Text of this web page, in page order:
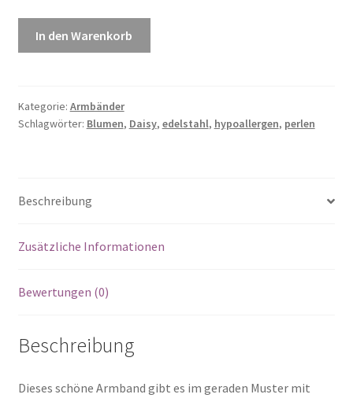
In den Warenkorb
Kategorie: Armbänder
Schlagwörter: Blumen, Daisy, edelstahl, hypoallergen, perlen
Beschreibung
Zusätzliche Informationen
Bewertungen (0)
Beschreibung
Dieses schöne Armband gibt es im geraden Muster mit